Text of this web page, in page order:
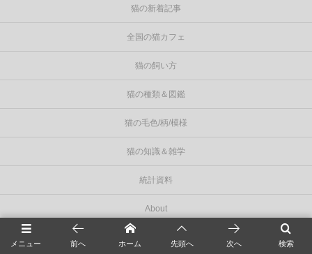
猫の新着記事
全国の猫カフェ
猫の飼い方
猫の種類＆図鑑
猫の毛色/柄/模様
猫の知識＆雑学
統計資料
About
メニュー 検索
前へ ホーム 先頭へ 次へ